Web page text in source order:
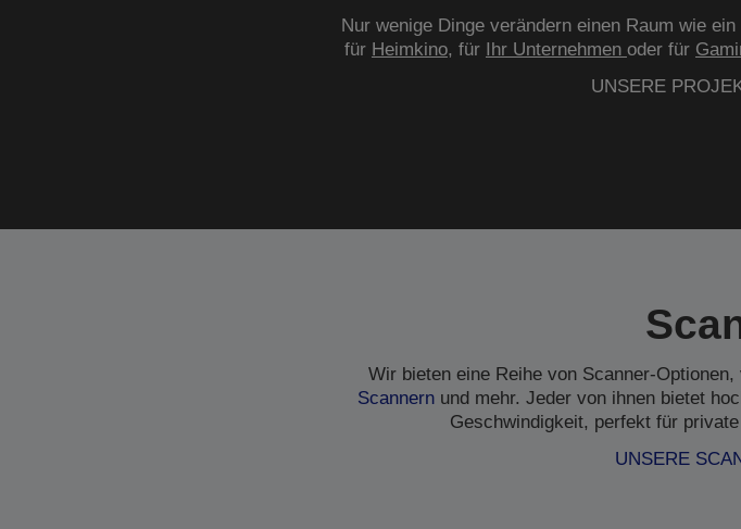
Nur wenige Dinge verändern einen Raum wie
für Heimkino, für Ihr Unternehmen oder für
UNSERE
Wir bieten eine Reihe von Scanner-Optionen,
Scannern und mehr. Jeder von ihnen bietet
Geschwindigkeit, perfekt für
UNSERE